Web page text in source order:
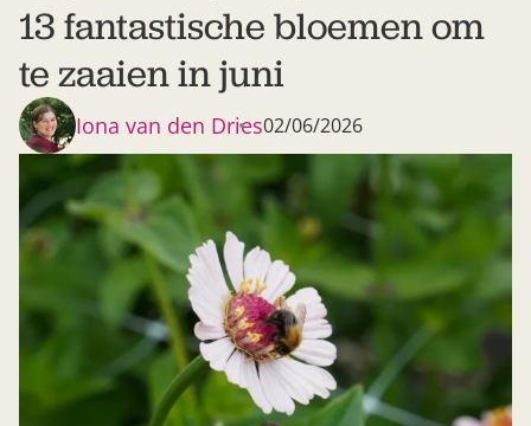
13 fantastische bloemen om
te zaaien in juni
Iona van den Dries02/06/2026